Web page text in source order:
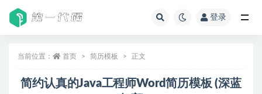
登录
当前位置： 首页 简历模板 正文
简约认真的Java工程师Word简历模板 (深蓝